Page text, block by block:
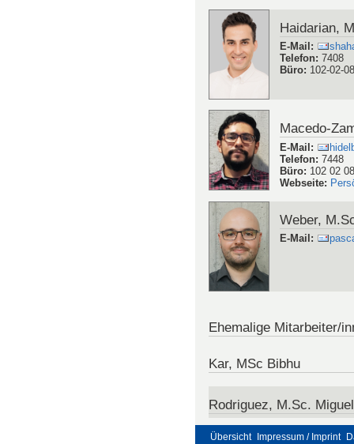
Haidarian,
E-Mail :
Telefon:7408
Büro: 102-02-
Macedo-
E-Mail :
Telefon:7448
Büro: 102 02
Webseite:
Weber,
E-Mail :
Ehemalige Mitarbeiter/
Kar, MSc Bibhu
Rodriguez, M.Sc. Miguel
Übersicht Impressum / Imprint